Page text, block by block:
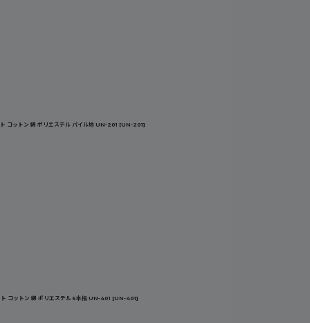
コットン 綿 ポリエステル パイル地 UN-201 [UN-201]
コットン 綿 ポリエステル 5本指 UN-401 [UN-401]